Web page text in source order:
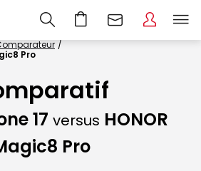
Pro
17 versus HONOR
Pro